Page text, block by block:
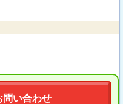
問い合わせ